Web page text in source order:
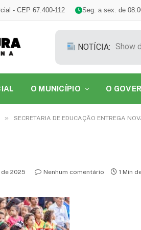
- CEP 67.400-112 Seg. a sex. de
NOTÍCIA:
O MUNICÍPIO O
» SECRETARIA DE EDUCAÇÃO ENTREGA
2025 Nenhum comentário 1 Min